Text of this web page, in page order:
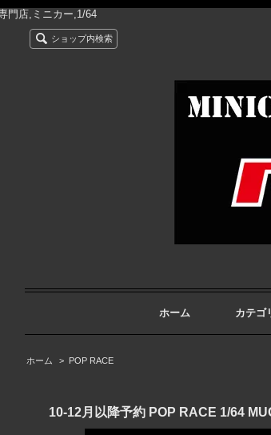
門店,ミニカー,1/64
ショップ内検索
ホーム カテゴ
ホーム > POP RACE
10-12月以降予約 POP RACE 1/64